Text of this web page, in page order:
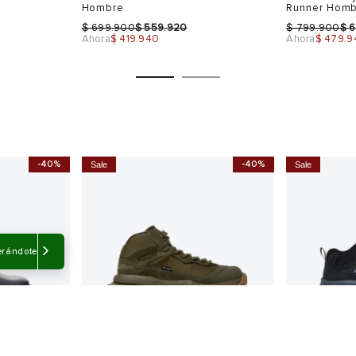
USA
9
Hombre
$699.900$559.920
Ahora$ 419.940
EUR
40 7.5
41 8
Runner
$799.900$
Ahora$
41
-40% -40%
Sale Sale